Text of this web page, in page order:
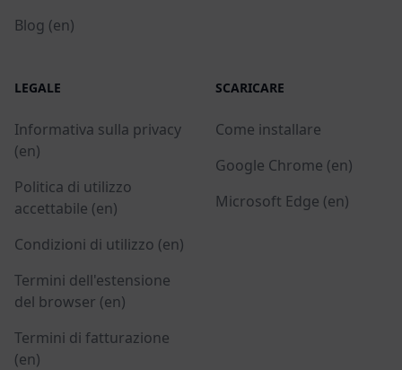
Blog (en)
LEGALE
Informativa sulla privacy
(en)
Politica di utilizzo
accettabile (en)
Condizioni di utilizzo (en)
Termini dell'estensione
del browser (en)
Termini di fatturazione
(en)
SCARICARE
Come installare
Google Chrome (en)
Microsoft Edge (en)